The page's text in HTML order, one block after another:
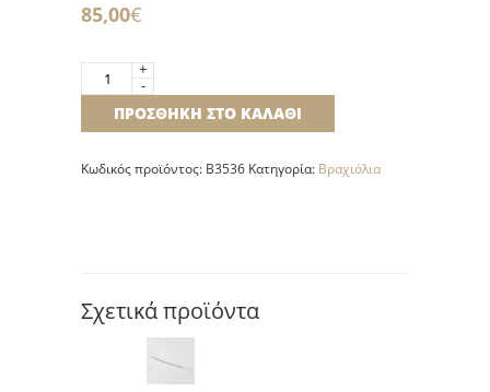
85,00€
Βραχιόλι
Μαίανδρος
Απλό
ποσότητα
+
-
ΠΡΟΣΘΉΚΗ ΣΤΟ ΚΑΛΆΘΙ
Κωδικός προϊόντος: B3536 Κατηγορία: Βραχιόλια
Σχετικά προϊόντα